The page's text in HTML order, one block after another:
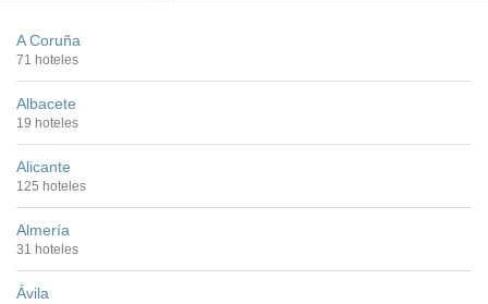
A Coruña
71 hoteles
Albacete
19 hoteles
Alicante
125 hoteles
Almería
31 hoteles
Ávila